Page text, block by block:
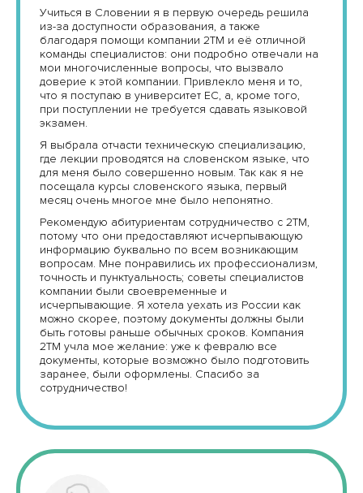
Учиться в Словении я в первую очередь решила
из-за доступности образования, а также
благодаря помощи компании 2ТМ и её отличной
команды специалистов: они подробно отвечали на
мои многочисленные вопросы, что вызвало
доверие к этой компании. Привлекло меня и то,
что я поступаю в университет ЕС, а, кроме того,
при поступлении не требуется сдавать языковой
экзамен.
Я выбрала отчасти техническую специализацию,
где лекции проводятся на словенском языке, что
для меня было совершенно новым. Так как я не
посещала курсы словенского языка, первый
месяц очень многое мне было непонятно.
Рекомендую абитуриентам сотрудничество с 2ТМ,
потому что они предоставляют исчерпывающую
информацию буквально по всем возникающим
вопросам. Мне понравились их профессионализм,
точность и пунктуальность; советы специалистов
компании были своевременные и
исчерпывающие. Я хотела уехать из России как
можно скорее, поэтому документы должны были
быть готовы раньше обычных сроков. Компания
2ТМ учла мое желание: уже к февралю все
документы, которые возможно было подготовить
заранее, были оформлены. Спасибо за
сотрудничество!